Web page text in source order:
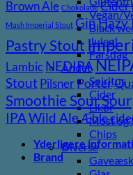
Vegan/
Black
Juleøl
Farsdag
Andet
Spiritus
Cider
Likør
Most og
Chips
Diverse
Brown Ale Chokolade Cider
Mash Imperial Stout GinHazy
Pastry Stout
LambicNEDIPA
StoutPilsnerPorter
Smoothie SourSour
IPAWild AleÆble
Yderligere
Brand